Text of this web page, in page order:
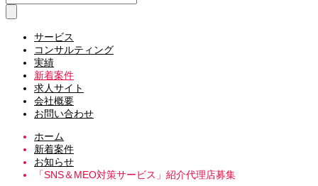
サービス
コンサルティング
実績
新着案件
求人サイト
会社概要
お問い合わせ
ホーム
新着案件
お知らせ
「SNS＆MEO対策サービス」紹介代理店募集